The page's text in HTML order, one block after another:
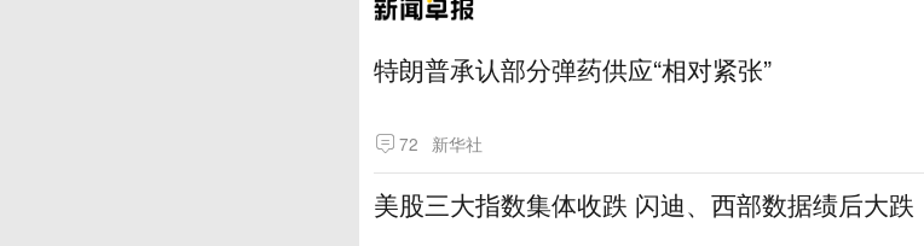
特朗普承认部分弹药供应“相对紧张”
72 新华社
美股三大指数集体收跌 闪迪、西部数据绩后大跌